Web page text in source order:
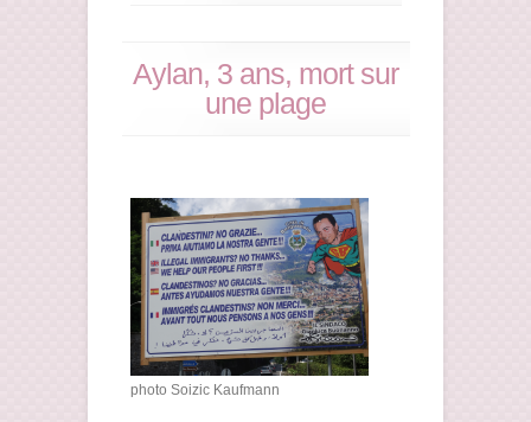
Aylan, 3 ans, mort sur
une plage
photo Soizic Kaufmann